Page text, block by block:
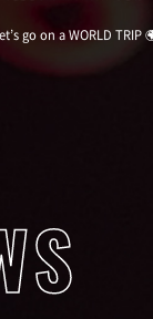
go on a WORLD TRIP